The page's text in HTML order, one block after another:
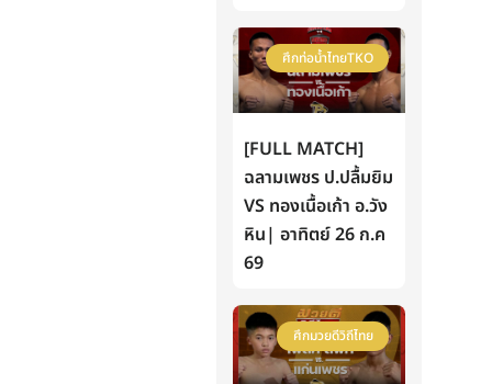
ศึกท่อน้ำไทยTKO
[FULL MATCH]
ฉลามเพชร ป.ปลื้มยิม
VS ทองเนื้อเก้า อ.วัง
หิน| อาทิตย์ 26 ก.ค
69
ศึกมวยดีวิถีไทย